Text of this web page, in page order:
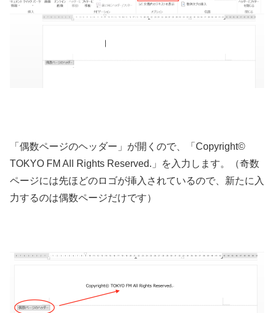
「偶数ページのヘッダー」が開くので、「Copyright©
TOKYO FM All Rights Reserved.」を入力します。（奇数
ページには先ほどのロゴが挿入されているので、新たに入
力するのは偶数ページだけです）